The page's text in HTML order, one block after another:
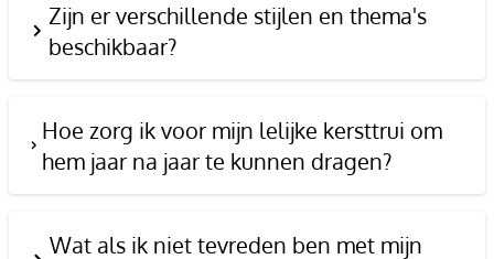
Zijn er verschillende stijlen en thema's
beschikbaar?
Hoe zorg ik voor mijn lelijke kersttrui om
hem jaar na jaar te kunnen dragen?
Wat als ik niet tevreden ben met mijn